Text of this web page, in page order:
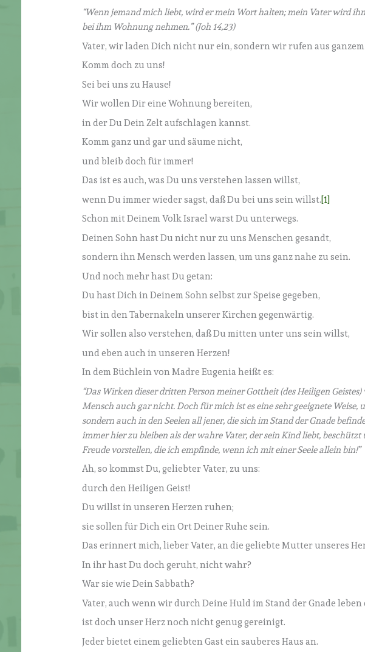
“Wenn jemand mich liebt, wird er mein Wort halten; mein Vater wird
bei ihm Wohnung nehmen.” (Joh 14,23)
Vater, wir laden Dich nicht nur ein, sondern wir rufen aus ganzem
Komm doch zu uns!
Sei bei uns zu Hause!
Wir wollen Dir eine Wohnung bereiten,
in der Du Dein Zelt aufschlagen kannst.
Komm ganz und gar und säume nicht,
und bleib doch für immer!
Das ist es auch, was Du uns verstehen lassen willst,
wenn Du immer wieder sagst, daß Du bei uns sein willst.[1]
Schon mit Deinem Volk Israel warst Du unterwegs.
Deinen Sohn hast Du nicht nur zu uns Menschen gesandt,
sondern ihn Mensch werden lassen, um uns ganz nahe zu sein.
Und noch mehr hast Du getan:
Du hast Dich in Deinem Sohn selbst zur Speise gegeben,
bist in den Tabernakeln unserer Kirchen gegenwärtig.
Wir sollen also verstehen, daß Du mitten unter uns sein willst,
und eben auch in unseren Herzen!
In dem Büchlein von Madre Eugenia heißt es:
“Das Wirken dieser dritten Person meiner Gottheit (des Heiligen
Mensch auch gar nicht. Doch für mich ist es eine sehr geeignete
sondern auch in den Seelen all jener, die sich im Stand der Gnade
immer hier zu bleiben als der wahre Vater, der sein Kind liebt,
Freude vorstellen, die ich empfinde, wenn ich mit einer Seele allein bin!”
Ah, so kommst Du, geliebter Vater, zu uns:
durch den Heiligen Geist!
Du willst in unseren Herzen ruhen;
sie sollen für Dich ein Ort Deiner Ruhe sein.
Das erinnert mich, lieber Vater, an die geliebte Mutter unseres
In ihr hast Du doch geruht, nicht wahr?
War sie wie Dein Sabbath?
Vater, auch wenn wir durch Deine Huld im Stand der Gnade leben
ist doch unser Herz noch nicht genug gereinigt.
Jeder bietet einem geliebten Gast ein sauberes Haus an.